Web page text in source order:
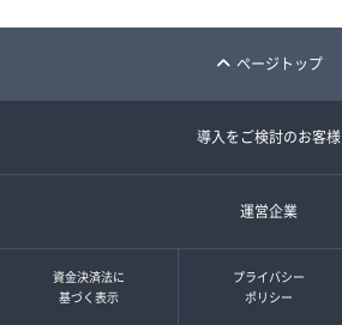
ページトップ
導入をご検討のお客様
運営企業
資金決済法に
基づく表示
プライバシー
ポリシー